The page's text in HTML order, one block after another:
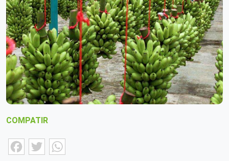
COMPATIR
Facebook
Twitter